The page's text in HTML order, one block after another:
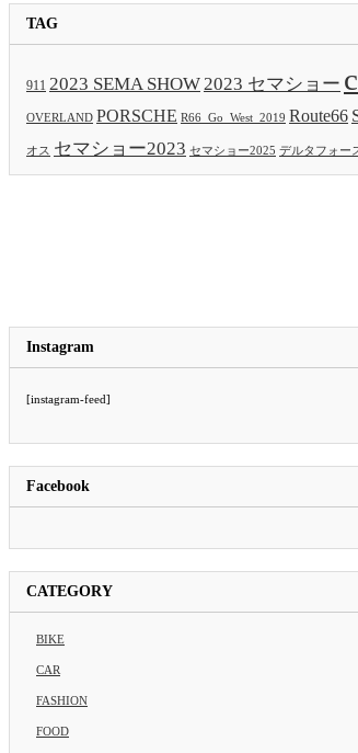
TAG
911 2023 SEMA SHOW2023 セマショー
OVERLAND PORSCHE R66_Go_West_2019 Route66
オス セマショー2023 セマショー2025 デルタフォー
Instagram
[instagram-feed]
Facebook
CATEGORY
BIKE
CAR
FASHION
FOOD